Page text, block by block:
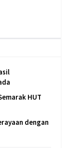
HUT
dengan